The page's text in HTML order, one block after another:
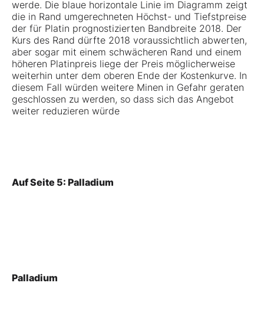
werde. Die blaue horizontale Linie im Diagramm zeigt
die in Rand umgerechneten Höchst- und Tiefstpreise
der für Platin prognostizierten Bandbreite 2018. Der
Kurs des Rand dürfte 2018 voraussichtlich abwerten,
aber sogar mit einem schwächeren Rand und einem
höheren Platinpreis liege der Preis möglicherweise
weiterhin unter dem oberen Ende der Kostenkurve. In
diesem Fall würden weitere Minen in Gefahr geraten
geschlossen zu werden, so dass sich das Angebot
weiter reduzieren würde
Auf Seite 5: Palladium
Palladium